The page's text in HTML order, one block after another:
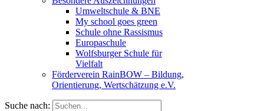
Umweltschule & BNE
My school goes green
Schule ohne Rassismus
Europaschule
Wolfsburger Schule für
Vielfalt
Förderverein RainBOW – Bildung,
Orientierung, Wertschätzung e.V.
Suche nach: